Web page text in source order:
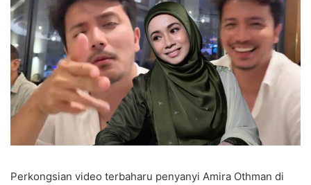
Perkongsian video terbaharu penyanyi Amira Othman di